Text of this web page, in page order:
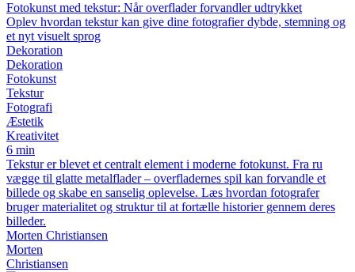
Fotokunst med tekstur: Når overflader forvandler udtrykket
Oplev hvordan tekstur kan give dine fotografier dybde, stemning og
et nyt visuelt sprog
Dekoration
Dekoration
Fotokunst
Tekstur
Fotografi
Æstetik
Kreativitet
6 min
Tekstur er blevet et centralt element i moderne fotokunst. Fra ru
vægge til glatte metalflader – overfladernes spil kan forvandle et
billede og skabe en sanselig oplevelse. Læs hvordan fotografer
bruger materialitet og struktur til at fortælle historier gennem deres
billeder.
Morten Christiansen
Morten
Christiansen